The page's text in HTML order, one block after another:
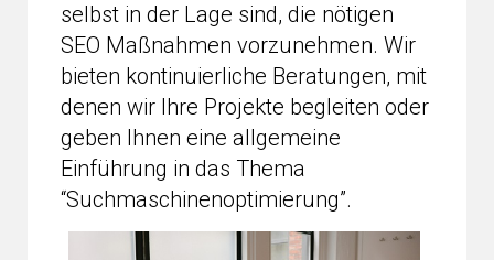
selbst in der Lage sind, die nötigen
SEO Maßnahmen vorzunehmen. Wir
bieten kontinuierliche Beratungen, mit
denen wir Ihre Projekte begleiten oder
geben Ihnen eine allgemeine
Einführung in das Thema
“Suchmaschinenoptimierung”.